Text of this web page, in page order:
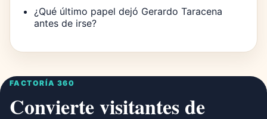
¿Qué último papel dejó Gerardo Taracena
antes de irse?
FACTORÍA 360
Convierte visitantes de